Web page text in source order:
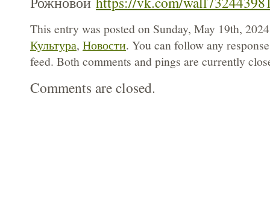
This entry was posted on Sunday, May 19th,
Культура, Новости. You can follow any
feed. Both comments and pings are currently
Comments are closed.